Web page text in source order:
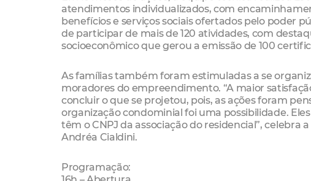
atendimentos individualizados, com
benefícios e serviços sociais ofertados pelo poder
de participar de mais de 120 atividades, com
socioeconômico que gerou a emissão de 100
As famílias também foram estimuladas a se
moradores do empreendimento. “A maior
concluir o que se projetou, pois, as ações foram
organização condominial foi uma possibilidade.
têm o CNPJ da associação do residencial”,
Andréa Cialdini.
Programação: